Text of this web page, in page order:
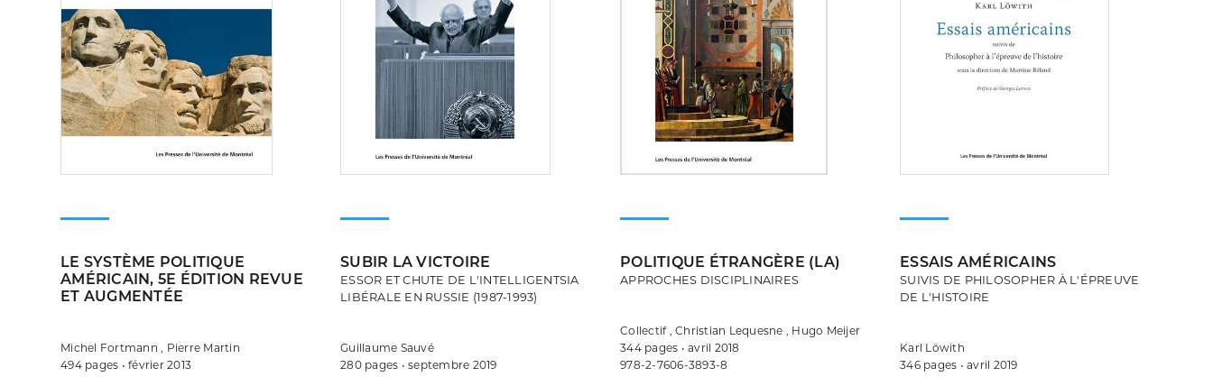
LE SYSTÈME POLITIQUE
AMÉRICAIN, 5E ÉDITION REVUE
ET AUGMENTÉE
Michel Fortmann , Pierre Martin
494 pages • février 2013
SUBIR LA VICTOIRE
ESSOR ET CHUTE DE L'INTELLIGENTSIA
LIBÉRALE EN RUSSIE (1987-1993)
Guillaume Sauvé
280 pages • septembre 2019
POLITIQUE ÉTRANGÈRE (LA)
APPROCHES DISCIPLINAIRES
Collectif , Christian Lequesne , Hugo Meijer
344 pages • avril 2018
978-2-7606-3893-8
ESSAIS AMÉRICAINS
SUIVIS DE PHILOSOPHER À L'ÉPREUVE
DE L'HISTOIRE
Karl Löwith
346 pages • avril 2019